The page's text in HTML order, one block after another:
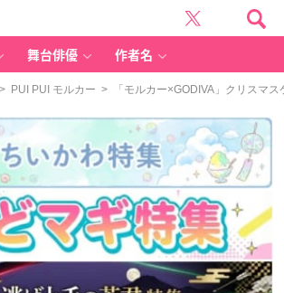
舞台俳優 作者名
> PUI PUI モルカー > 「モルカー×GODIVA」クリスマ